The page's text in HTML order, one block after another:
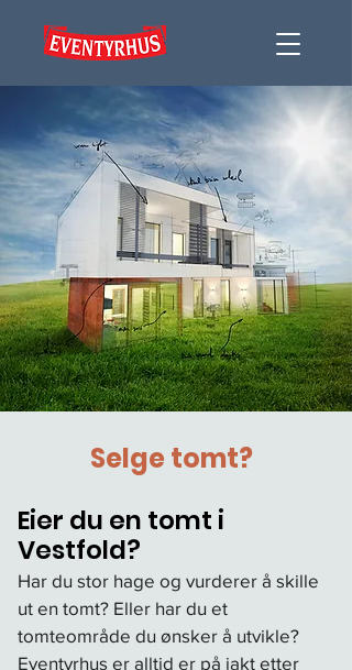
Selge tomt?
Eier du en tomt i
Vestfold?
Har du stor hage og vurderer å skille
ut en tomt? Eller har du et
tomteområde du ønsker å utvikle?
Eventyrhus er alltid er på jakt etter